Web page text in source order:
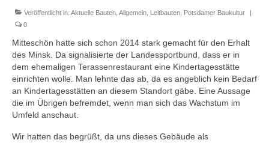
Youtube
Links
Blog
Kontakt
Veröffentlicht in: Aktuelle Bauten Allgemein Leitbauten Potsdamer Baukultur
|
0
Mitteschön hatte sich schon 2014 stark gemacht für den Erhalt
des Minsk. Da signalisierte der Landessportbund, dass er in
dem ehemaligen Terassenrestaurant eine Kindertagesstätte
einrichten wolle. Man lehnte das ab, da es angeblich kein Bedarf
an Kindertagesstätten an diesem Standort gäbe. Eine Aussage
die im Übrigen befremdet, wenn man sich das Wachstum im
Umfeld anschaut.
Wir hatten das begrüßt, da uns dieses Gebäude als